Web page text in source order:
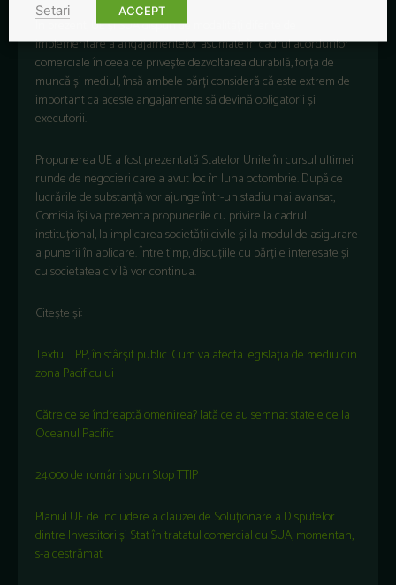
În prezent, UE și SUA dispun de modalități diferite de
implementare a angajamentelor asumate în cadrul acordurilor
comerciale în ceea ce privește dezvoltarea durabilă, forța de
muncă și mediul, însă ambele părți consideră că este extrem de
important ca aceste angajamente să devină obligatorii și
executorii.
Propunerea UE a fost prezentată Statelor Unite în cursul ultimei
runde de negocieri care a avut loc în luna octombrie. După ce
lucrările de substanță vor ajunge într-un stadiu mai avansat,
Comisia își va prezenta propunerile cu privire la cadrul
instituțional, la implicarea societății civile și la modul de asigurare
a punerii în aplicare. Între timp, discuțiile cu părțile interesate și
cu societatea civilă vor continua.
Citește și:
Textul TPP, în sfârșit public. Cum va afecta legislația de mediu din
zona Pacificului
Către ce se îndreaptă omenirea? Iată ce au semnat statele de la
Oceanul Pacific
24.000 de români spun Stop TTIP
Planul UE de includere a clauzei de Soluționare a Disputelor
dintre Investitori și Stat în tratatul comercial cu SUA, momentan,
s-a destrămat
Setari
ACCEPT